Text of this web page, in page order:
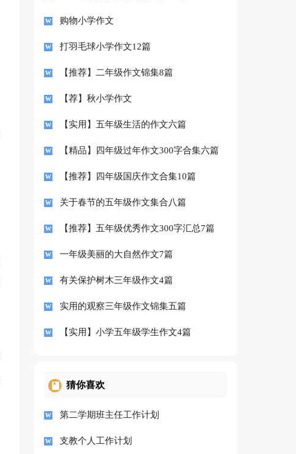
购物小学作文
打羽毛球小学作文12篇
【推荐】二年级作文锦集8篇
【荐】秋小学作文
【实用】五年级生活的作文六篇
【精品】四年级过年作文300字合集六篇
【推荐】四年级国庆作文合集10篇
关于春节的五年级作文集合八篇
【推荐】五年级优秀作文300字汇总7篇
一年级美丽的大自然作文7篇
有关保护树木三年级作文4篇
实用的观察三年级作文锦集五篇
【实用】小学五年级学生作文4篇
猜你喜欢
第二学期班主任工作计划
支教个人工作计划